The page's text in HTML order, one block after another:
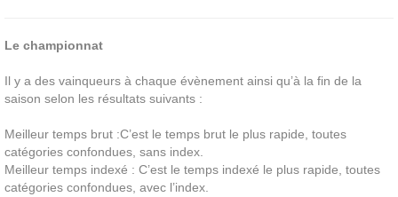
Le championnat
Il y a des vainqueurs à chaque évènement ainsi qu’à la fin de la
saison selon les résultats suivants :
Meilleur temps brut :C’est le temps brut le plus rapide, toutes
catégories confondues, sans index.
Meilleur temps indexé : C’est le temps indexé le plus rapide, toutes
catégories confondues, avec l’index.